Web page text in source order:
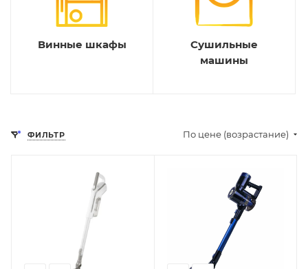
Винные шкафы
Сушильные
машины
ФИЛЬТР По цене (возрастание)
В наличии в пункте
В наличии в пункте